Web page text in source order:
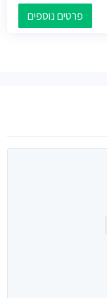
פרטים נוספים